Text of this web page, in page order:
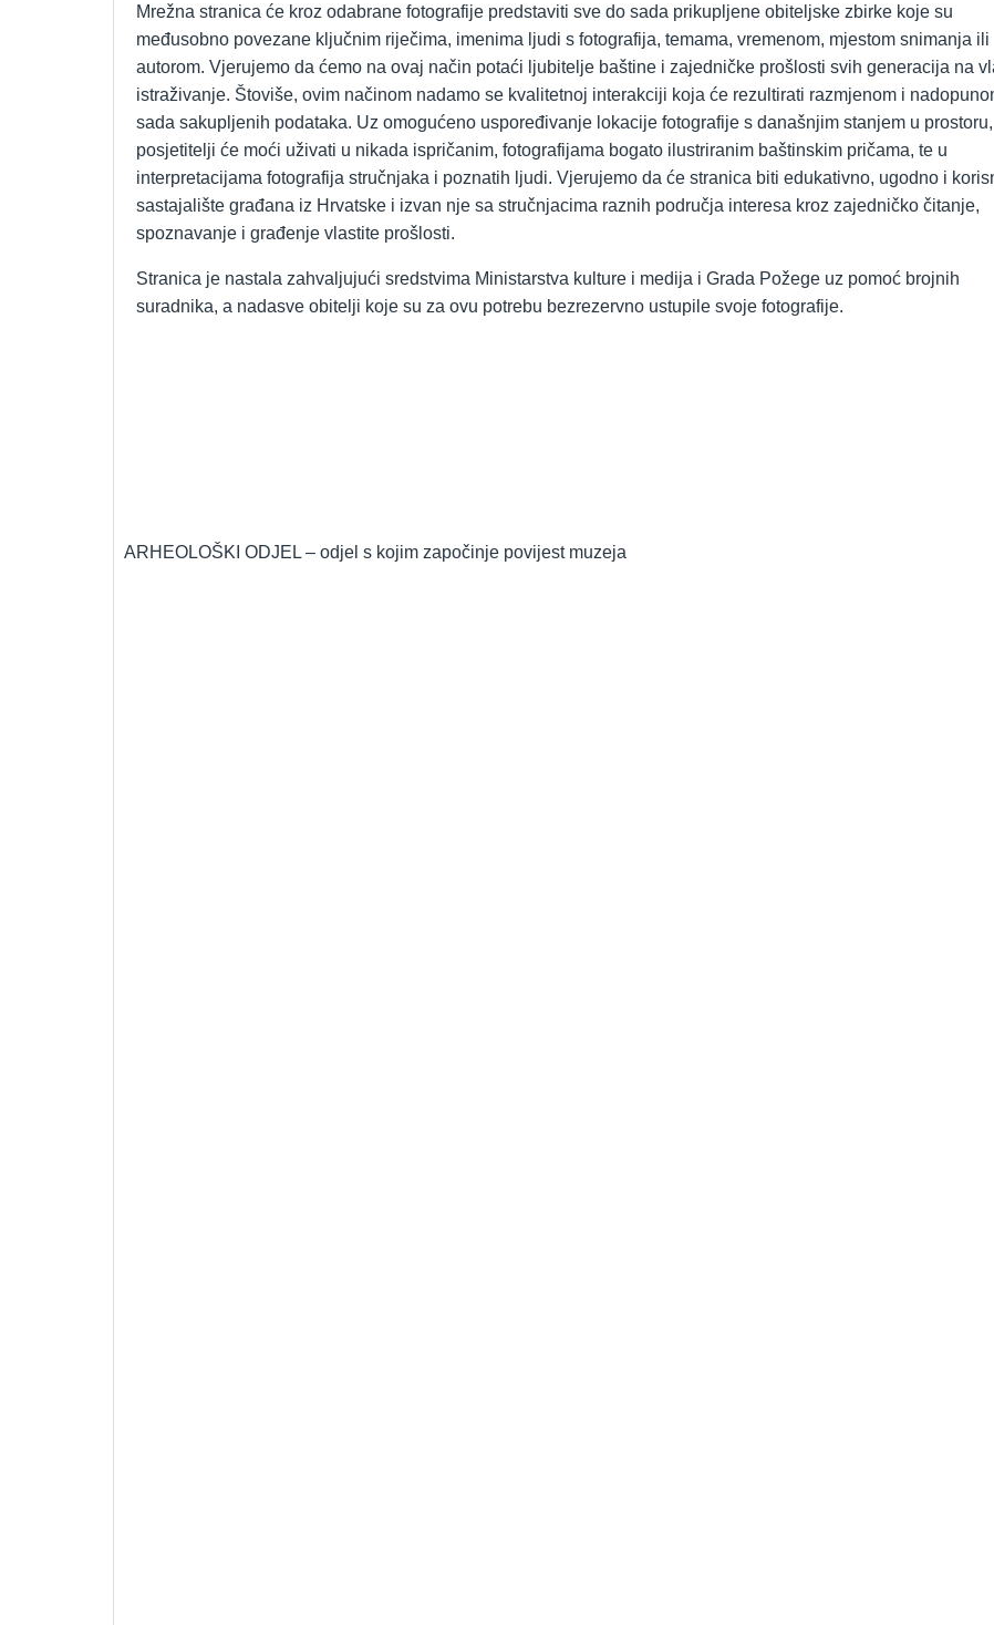
ARHEOLOŠKI ODJEL – odjel s kojim započinje povijest muzeja
Mrežna stranica će kroz odabrane fotografije predstaviti sve do sada prikupljene obiteljske zbirke koje su
međusobno povezane ključnim riječima, imenima ljudi s fotografija, temama, vremenom, mjestom snimanja ili
autorom. Vjerujemo da ćemo na ovaj način potaći ljubitelje baštine i zajedničke prošlosti svih generacija na
istraživanje. Štoviše, ovim načinom nadamo se kvalitetnoj interakciji koja će rezultirati razmjenom i
sada sakupljenih podataka. Uz omogućeno uspoređivanje lokacije fotografije s današnjim stanjem u prostoru,
posjetitelji će moći uživati u nikada ispričanim, fotografijama bogato ilustriranim baštinskim pričama, te u
interpretacijama fotografija stručnjaka i poznatih ljudi. Vjerujemo da će stranica biti edukativno, ugodno i
sastajalište građana iz Hrvatske i izvan nje sa stručnjacima raznih područja interesa kroz zajedničko čitanje,
spoznavanje i građenje vlastite prošlosti.
Stranica je nastala zahvaljujući sredstvima Ministarstva kulture i medija i Grada Požege uz pomoć brojnih
suradnika, a nadasve obitelji koje su za ovu potrebu bezrezervno ustupile svoje fotografije.